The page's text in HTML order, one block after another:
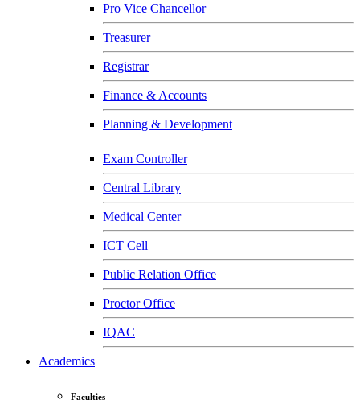
Pro Vice Chancellor
Treasurer
Registrar
Finance & Accounts
Planning & Development
Exam Controller
Central Library
Medical Center
ICT Cell
Public Relation Office
Proctor Office
IQAC
Academics
Faculties